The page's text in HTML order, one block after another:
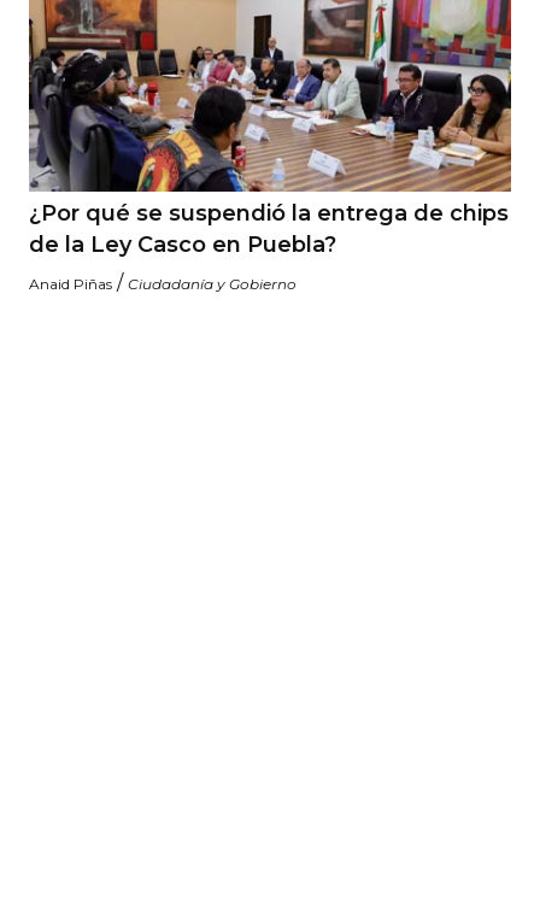
¿Por qué se suspendió la entrega de chips
de la Ley Casco en Puebla?
Anaid Piñas / Ciudadanía y Gobierno